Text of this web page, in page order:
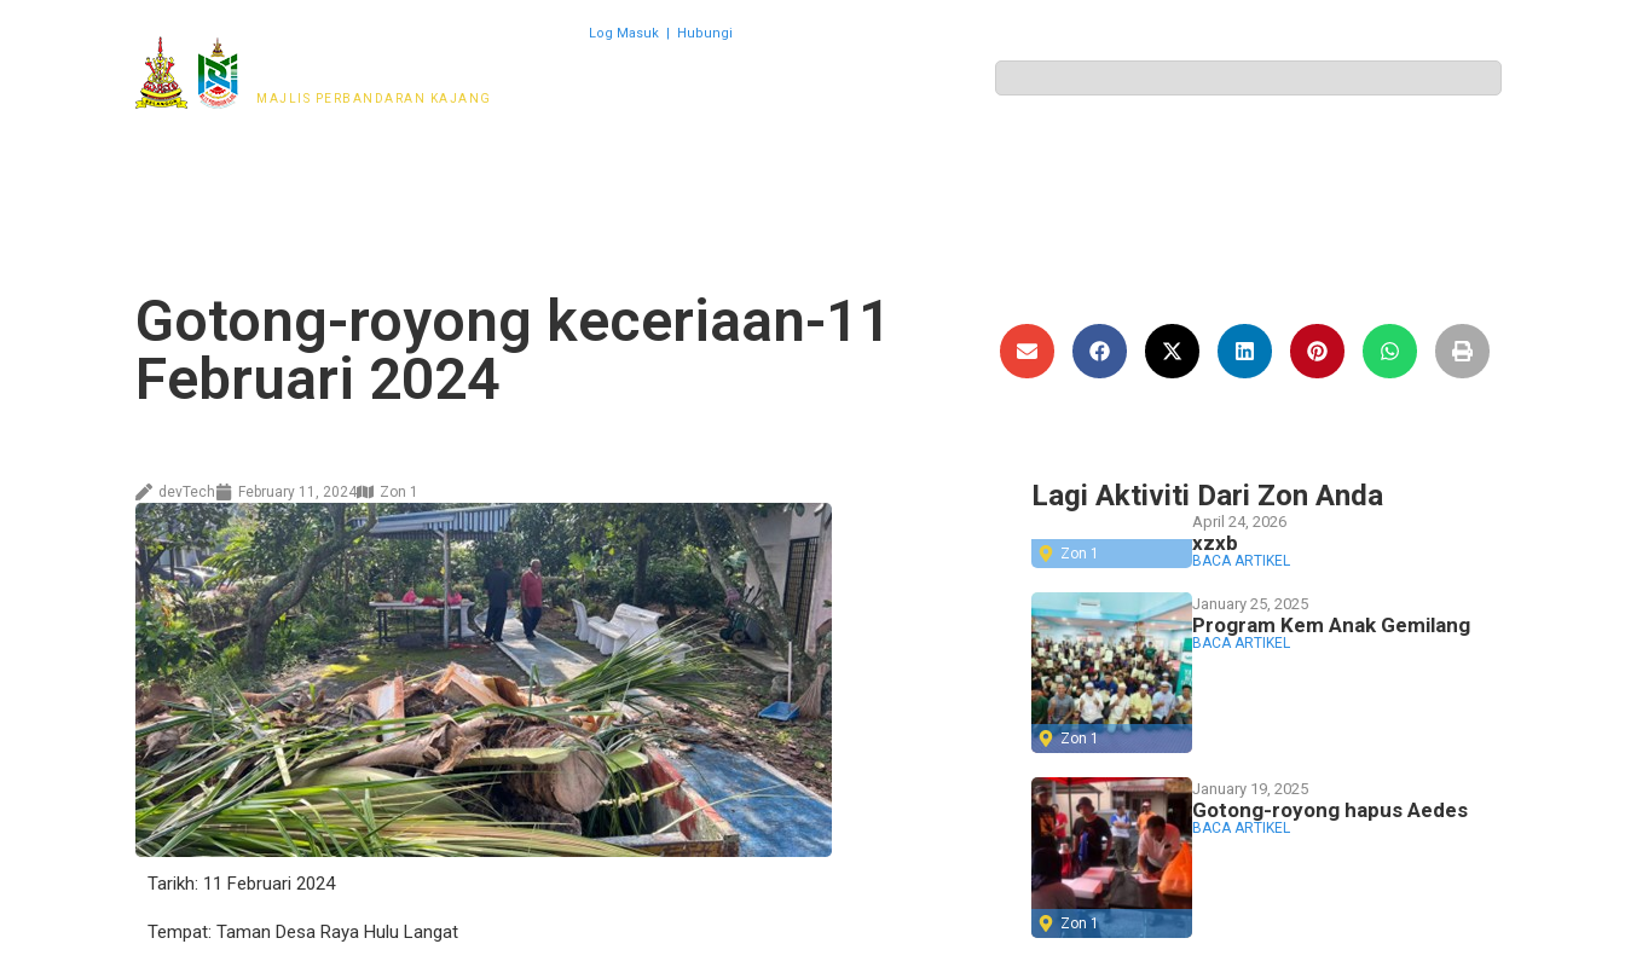
MAJLIS PERBANDARAN KAJANG
Log Masuk| Hubungi
Gotong-royong keceriaan-11
Februari 2024
devTech February 11, 2024 Zon 1
Tarikh: 11 Februari 2024
Tempat: Taman Desa Raya Hulu Langat
Lagi Aktiviti Dari Zon Anda
Zon 1
April 24, 2026
xzxb
BACA ARTIKEL
Zon 1
January 25, 2025
Program Kem Anak Gemilang
BACA ARTIKEL
Zon 1
January 19, 2025
Gotong-royong hapus Aedes
BACA ARTIKEL